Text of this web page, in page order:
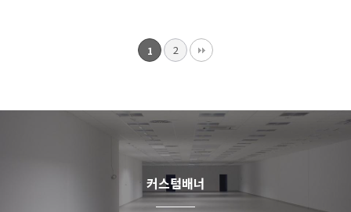
1 2
커스텀배너